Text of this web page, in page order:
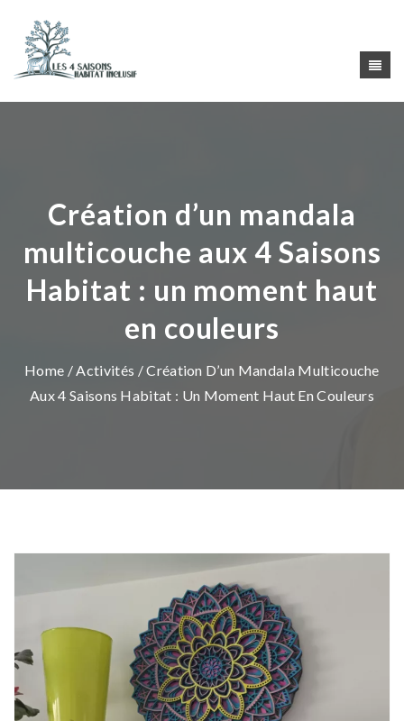
Création d’un mandala
multicouche aux 4 Saisons
Habitat : un moment haut
en couleurs
Home /Activités / Création D’un Mandala Multicouche
Aux 4 Saisons Habitat : Un Moment Haut En Couleurs